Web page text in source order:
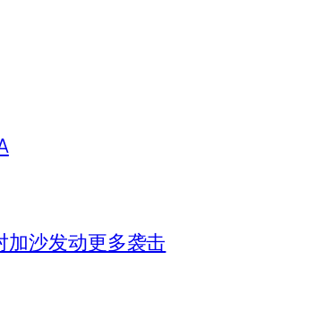
加沙发动更多袭击